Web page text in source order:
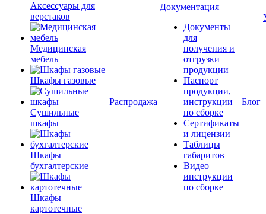
Аксессуары для
верстаков
Медицинская
мебель
Шкафы газовые
Сушильные
шкафы
Шкафы
бухгалтерские
Шкафы
картотечные
Распродажа
Документация
Документы
для
получения и
отгрузки
продукции
Паспорт
продукции,
инструкции
по сборке
Сертификаты
и лицензии
Таблицы
габаритов
Видео
инструкции
по сборке
Блог